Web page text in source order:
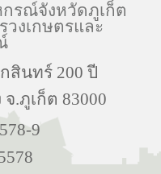
รณ์จังหวัดภูเก็ต
งเกษตรและ
สินทร์ 200 ปี
.ภูเก็ต 83000
9